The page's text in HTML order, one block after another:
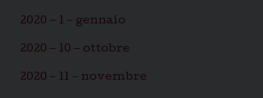
2020 – 1 – gennaio
2020 – 10 – ottobre
2020 – 11 – novembre